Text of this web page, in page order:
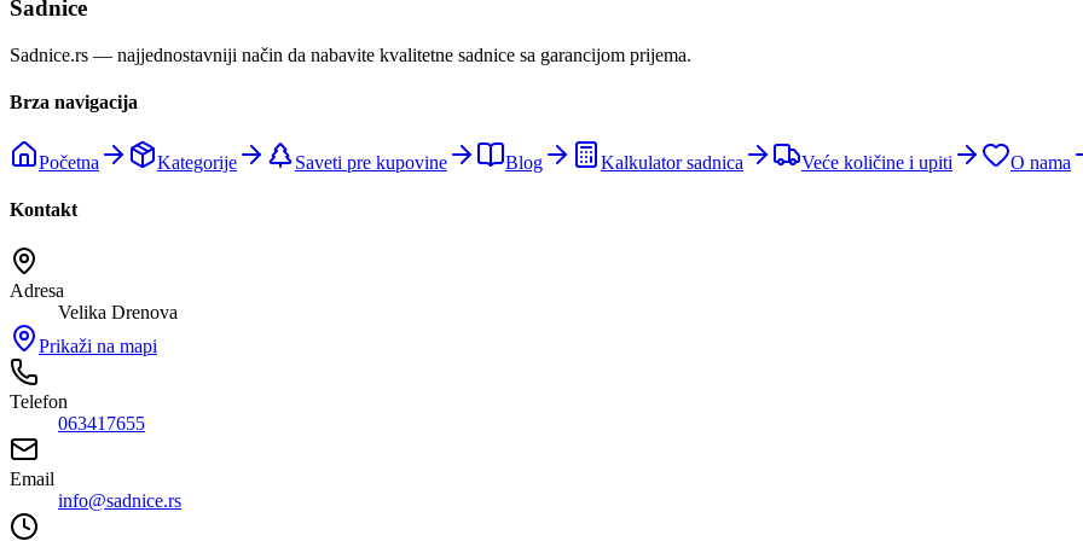
Sadnice
Sadnice.rs — najjednostavniji način da nabavite kvalitetne sadnice sa garancijom prijema.
Brza navigacija
Početna Kategorije Saveti pre kupovine Blog Kalkulator sadnica Veće količine i upiti O nama
Kontakt
Adresa
Velika Drenova
Prikaži na mapi
Telefon
063417655
Email
info@sadnice.rs